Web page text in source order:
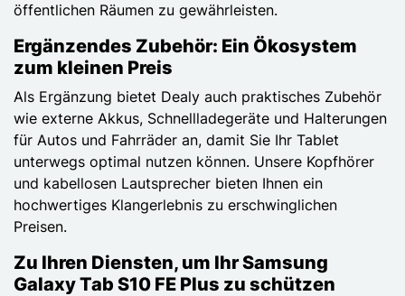
öffentlichen Räumen zu gewährleisten.
Ergänzendes Zubehör: Ein Ökosystem
zum kleinen Preis
Als Ergänzung bietet Dealy auch praktisches Zubehör
wie externe Akkus, Schnellladegeräte und Halterungen
für Autos und Fahrräder an, damit Sie Ihr Tablet
unterwegs optimal nutzen können. Unsere Kopfhörer
und kabellosen Lautsprecher bieten Ihnen ein
hochwertiges Klangerlebnis zu erschwinglichen
Preisen.
Zu Ihren Diensten, um Ihr Samsung
Galaxy Tab S10 FE Plus zu schützen